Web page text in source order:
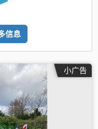
信息
小广告